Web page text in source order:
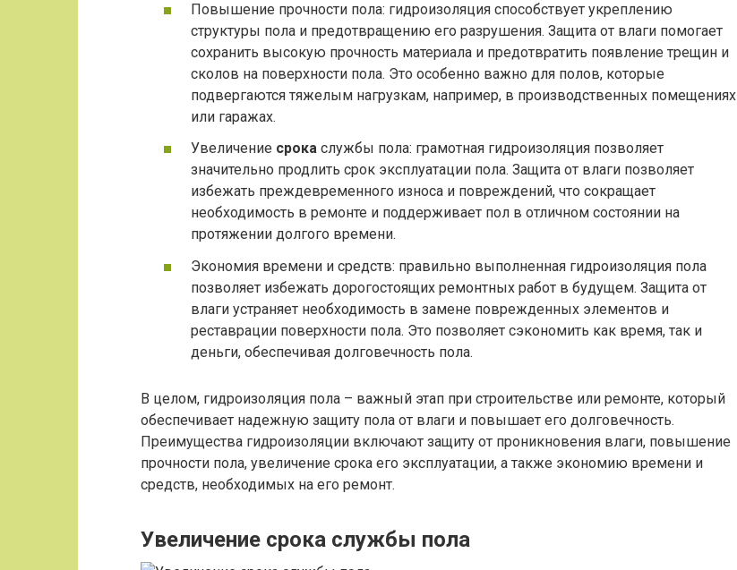
Повышение прочности пола: гидроизоляция способствует укреплению
структуры пола и предотвращению его разрушения. Защита от влаги помогает
сохранить высокую прочность материала и предотвратить появление трещин и
сколов на поверхности пола. Это особенно важно для полов, которые
подвергаются тяжелым нагрузкам, например, в производственных помещениях
или гаражах.
Увеличение срока службы пола: грамотная гидроизоляция позволяет
значительно продлить срок эксплуатации пола. Защита от влаги позволяет
избежать преждевременного износа и повреждений, что сокращает
необходимость в ремонте и поддерживает пол в отличном состоянии на
протяжении долгого времени.
Экономия времени и средств: правильно выполненная гидроизоляция пола
позволяет избежать дорогостоящих ремонтных работ в будущем. Защита от
влаги устраняет необходимость в замене поврежденных элементов и
реставрации поверхности пола. Это позволяет сэкономить как время, так и
деньги, обеспечивая долговечность пола.
В целом, гидроизоляция пола – важный этап при строительстве или ремонте, который
обеспечивает надежную защиту пола от влаги и повышает его долговечность.
Преимущества гидроизоляции включают защиту от проникновения влаги, повышение
прочности пола, увеличение срока его эксплуатации, а также экономию времени и
средств, необходимых на его ремонт.
Увеличение срока службы пола